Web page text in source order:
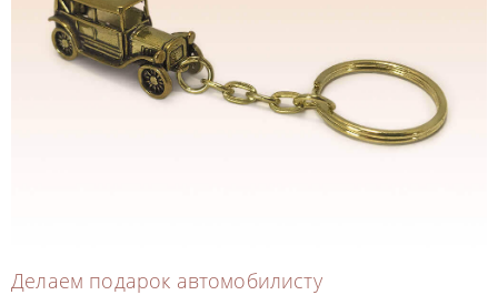
Делаем подарок автомобилисту